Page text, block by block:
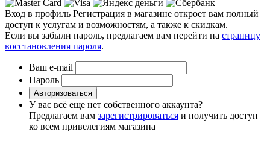
Вход в профиль Регистрация в магазине откроет вам полный
доступ к услугам и возможностям, а также к скидкам.
Если вы забыли пароль, предлагаем вам перейти на страницу
восстановления пароля.
Ваш e-mail
Пароль
Авторизоваться
У вас всё еще нет собственного аккаунта?
Предлагаем вам зарегистрироваться и получить доступ
ко всем привелегиям магазина